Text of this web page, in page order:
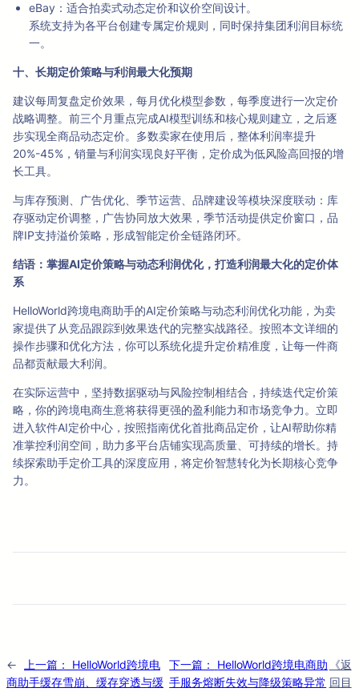
eBay：适合拍卖式动态定价和议价空间设计。
系统支持为各平台创建专属定价规则，同时保持集团利润目标统
一。
十、长期定价策略与利润最大化预期
建议每周复盘定价效果，每月优化模型参数，每季度进行一次定价
战略调整。前三个月重点完成AI模型训练和核心规则建立，之后逐
步实现全商品动态定价。多数卖家在使用后，整体利润率提升
20%-45%，销量与利润实现良好平衡，定价成为低风险高回报的增
长工具。
与库存预测、广告优化、季节运营、品牌建设等模块深度联动：库
存驱动定价调整，广告协同放大效果，季节活动提供定价窗口，品
牌IP支持溢价策略，形成智能定价全链路闭环。
结语：掌握AI定价策略与动态利润优化，打造利润最大化的定价体
系
HelloWorld跨境电商助手的AI定价策略与动态利润优化功能，为卖
家提供了从竞品跟踪到效果迭代的完整实战路径。按照本文详细的
操作步骤和优化方法，你可以系统化提升定价精准度，让每一件商
品都贡献最大利润。
在实际运营中，坚持数据驱动与风险控制相结合，持续迭代定价策
略，你的跨境电商生意将获得更强的盈利能力和市场竞争力。立即
进入软件AI定价中心，按照指南优化首批商品定价，让AI帮助你精
准掌控利润空间，助力多平台店铺实现高质量、可持续的增长。持
续探索助手定价工具的深度应用，将定价智慧转化为长期核心竞争
力。
← 上一篇：
HelloWorld跨境电
商助手缓存雪崩、缓存穿透与缓
下一篇：
HelloWorld跨境电商助
手服务熔断失效与降级策略异常
《返
回目